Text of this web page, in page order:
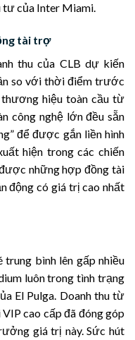
tư của Inter Miami.
tài trợ
thu của CLB dự kiến
so với thời điểm trước
hiệu toàn cầu từ
công nghệ lớn đều sẵn
để được gắn liền hình
hiện trong các chiến
những hợp đồng tài
động có giá trị cao nhất
bình lên gấp nhiều
luôn trong tình trạng
El Pulga. Doanh thu từ
cao cấp đã đóng góp
giá trị này. Sức hút